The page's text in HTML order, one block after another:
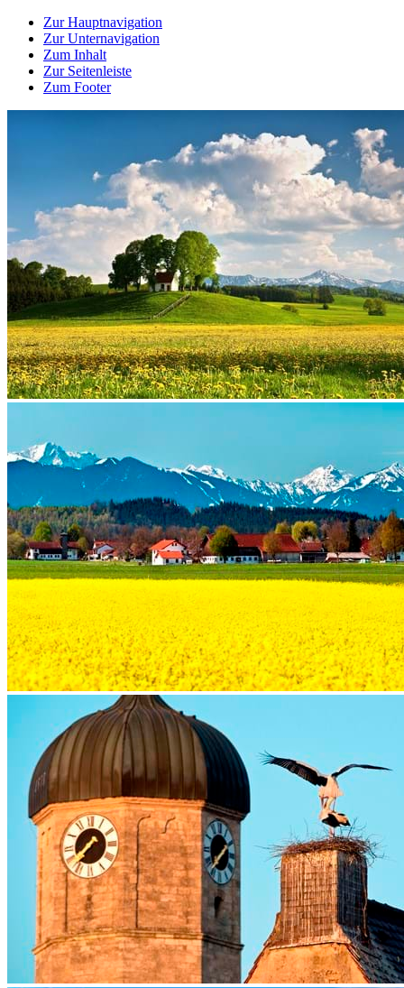
Zur Hauptnavigation
Zur Unternavigation
Zum Inhalt
Zur Seitenleiste
Zum Footer